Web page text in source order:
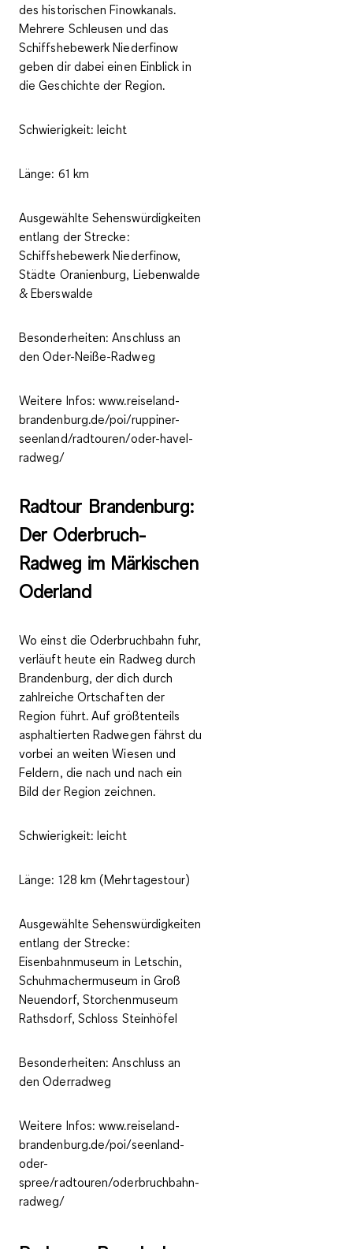
des historischen Finowkanals.
Mehrere Schleusen und das
Schiffshebewerk Niederfinow
geben dir dabei einen Einblick in
die Geschichte der Region.
Schwierigkeit: leicht
Länge: 61 km
Ausgewählte Sehenswürdigkeiten
entlang der Strecke:
Schiffshebewerk Niederfinow,
Städte Oranienburg, Liebenwalde
& Eberswalde
Besonderheiten:Anschluss an
den Oder-Neiße-Radweg
Weitere Infos: www.reiseland-
brandenburg.de/poi/ruppiner-
seenland/radtouren/oder-havel-
radweg/
Radtour Brandenburg:
Der Oderbruch-
Radweg im Märkischen
Oderland
Wo einst die Oderbruchbahn fuhr,
verläuft heute ein Radweg durch
Brandenburg, der dich durch
zahlreiche Ortschaften der
Region führt. Auf größtenteils
asphaltierten Radwegen fährst du
vorbei an weiten Wiesen und
Feldern, die nach und nach ein
Bild der Region zeichnen.
Schwierigkeit: leicht
Länge: 128 km (Mehrtagestour)
Ausgewählte Sehenswürdigkeiten
entlang der Strecke:
Eisenbahnmuseum in Letschin,
Schuhmachermuseum in Groß
Neuendorf, Storchenmuseum
Rathsdorf, Schloss Steinhöfel
Besonderheiten:Anschluss an
den Oderradweg
Weitere Infos: www.reiseland-
brandenburg.de/poi/seenland-
oder-
spree/radtouren/oderbruchbahn-
radweg/